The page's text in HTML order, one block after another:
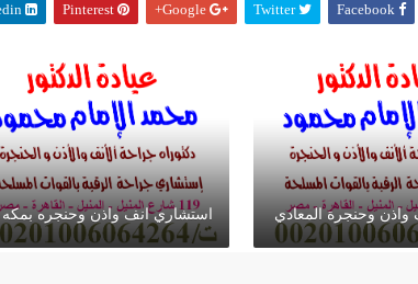
Twitter
Google+
Pinterest
Linkedin
واذن وحنجرة المعادي استشاري انف واذن وحنجره بمكه